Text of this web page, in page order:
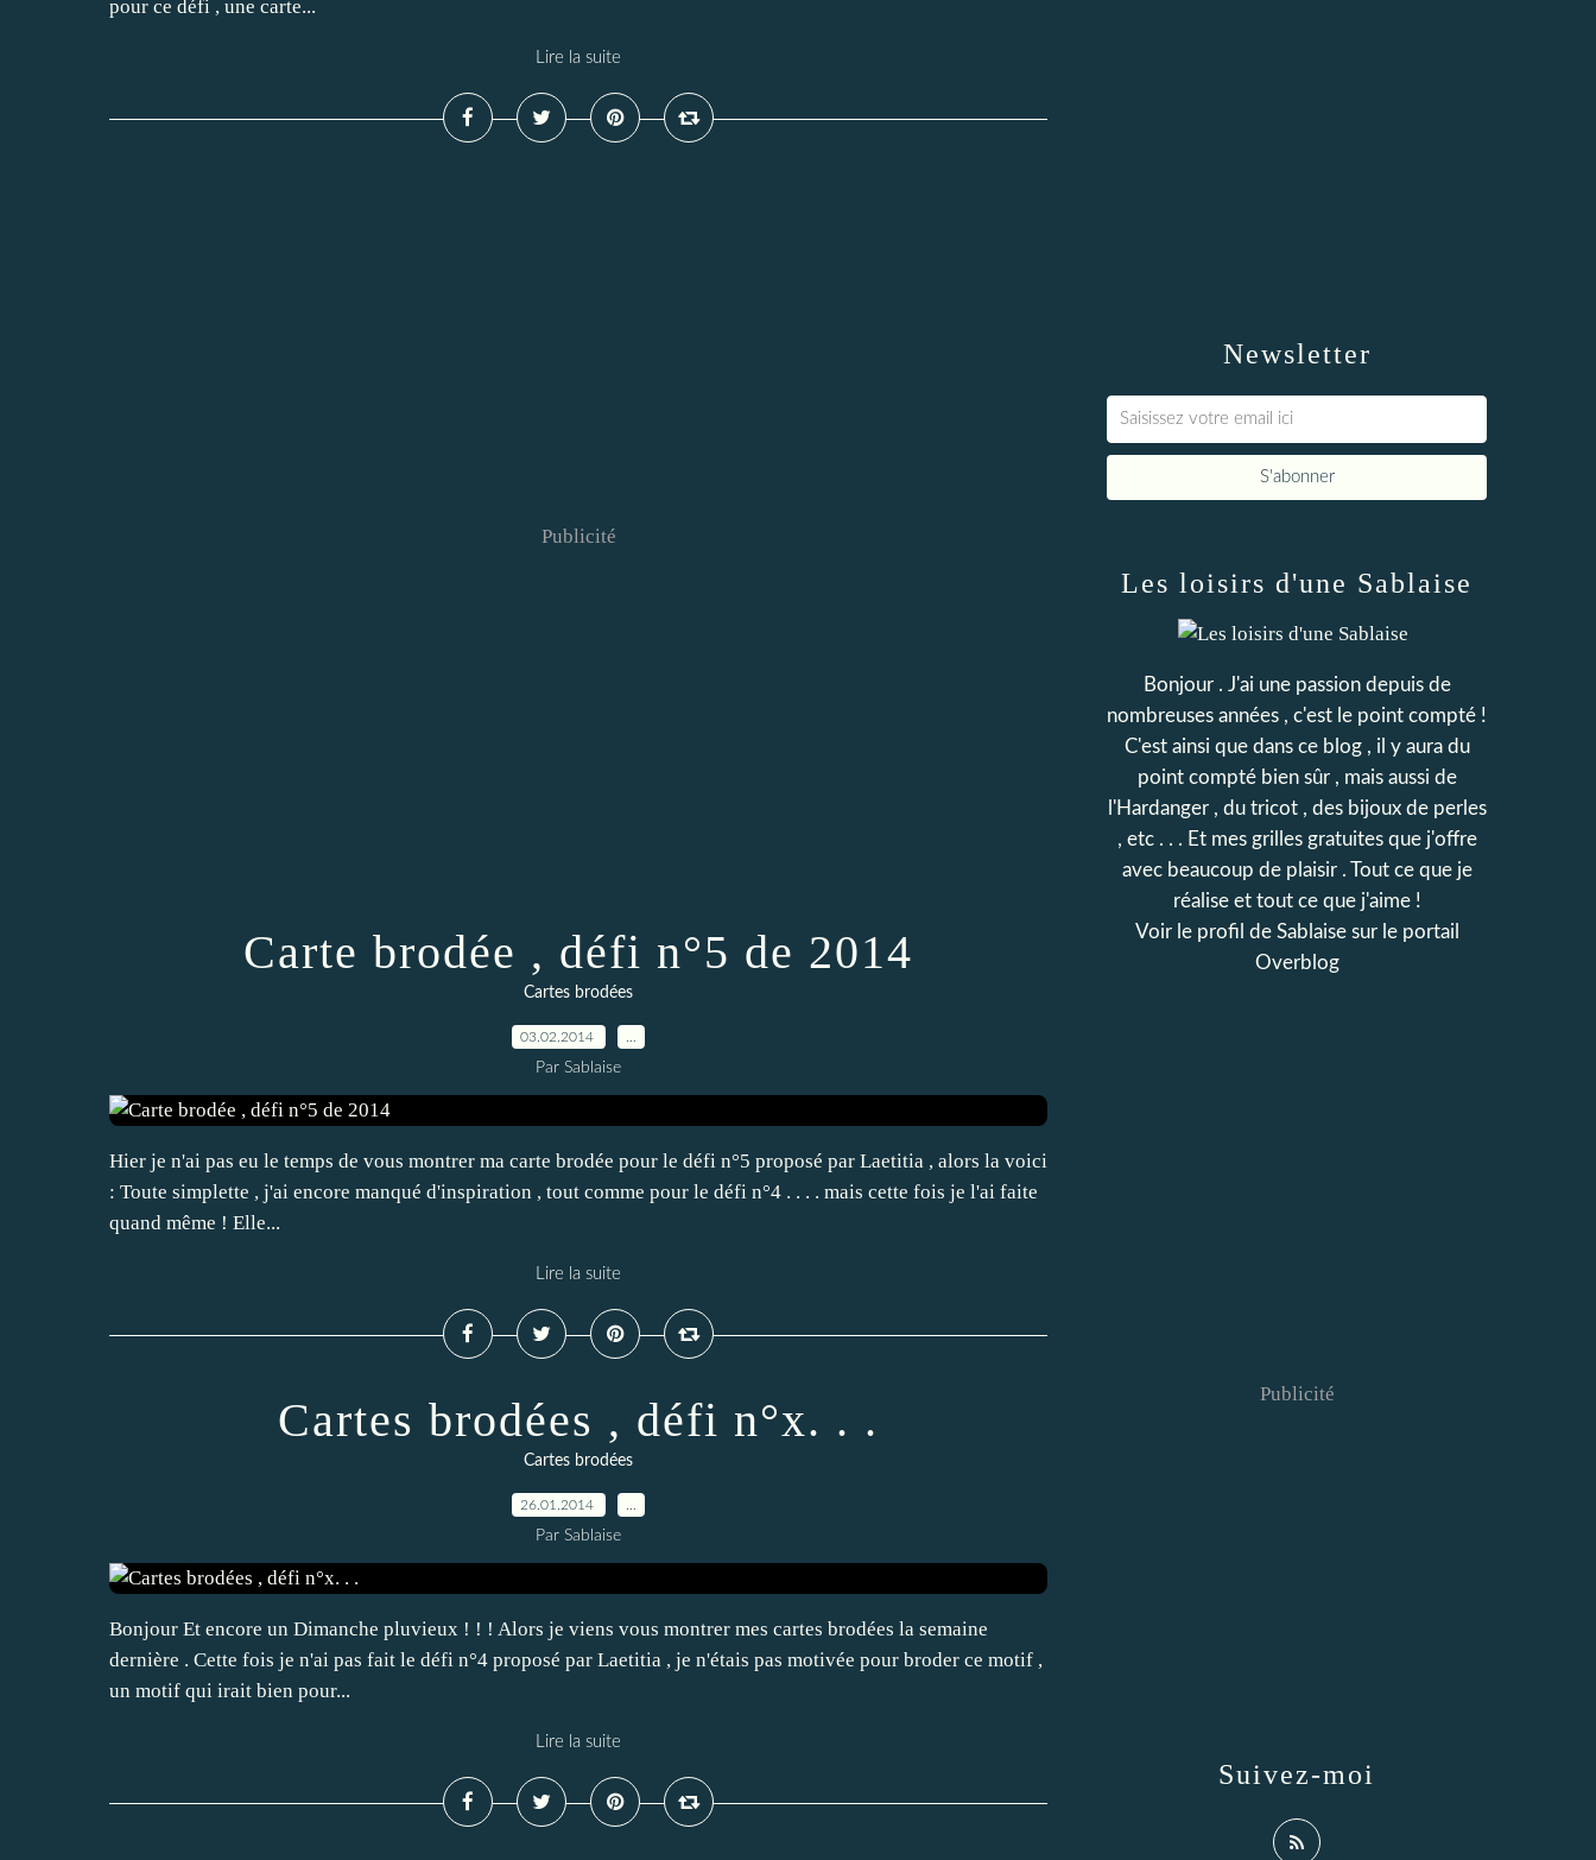
pour ce défi , une carte...
Lire la suite
Publicité
Carte brodée , défi n°5 de 2014
Cartes brodées
03.02.2014
Par Sablaise
Hier je n'ai pas eu le temps de vous montrer ma carte brodée pour le défi n°5 proposé par Laetitia , alors la voici
: Toute simplette , j'ai encore manqué d'inspiration , tout comme pour le défi n°4 . . . . mais cette fois je l'ai faite
quand même ! Elle...
Lire la suite
Cartes brodées , défi n°x. . .
Cartes brodées
26.01.2014
Par Sablaise
Bonjour Et encore un Dimanche pluvieux ! ! ! Alors je viens vous montrer mes cartes brodées la semaine
dernière . Cette fois je n'ai pas fait le défi n°4 proposé par Laetitia , je n'étais pas motivée pour broder ce motif ,
un motif qui irait bien pour...
Lire la suite
Newsletter
Les loisirs d'une Sablaise
Bonjour . J'ai une passion depuis de
nombreuses années , c'est le point compté !
C'est ainsi que dans ce blog , il y aura du
point compté bien sûr , mais aussi de
l'Hardanger , du tricot , des bijoux de perles
, etc . . . Et mes grilles gratuites que j'offre
avec beaucoup de plaisir . Tout ce que je
réalise et tout ce que j'aime !
Voir le profil de Sablaisesur le portail
Overblog
Suivez-moi
Publicité